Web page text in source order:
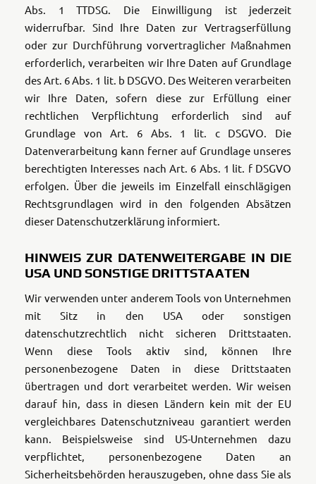
Abs. 1 TTDSG. Die Einwilligung ist jederzeit
widerrufbar. Sind Ihre Daten zur Vertragserfüllung
oder zur Durchführung vorvertraglicher Maßnahmen
erforderlich, verarbeiten wir Ihre Daten auf Grundlage
des Art. 6 Abs. 1 lit. b DSGVO. Des Weiteren verarbeiten
wir Ihre Daten, sofern diese zur Erfüllung einer
rechtlichen Verpflichtung erforderlich sind auf
Grundlage von Art. 6 Abs. 1 lit. c DSGVO. Die
Datenverarbeitung kann ferner auf Grundlage unseres
berechtigten Interesses nach Art. 6 Abs. 1 lit. f DSGVO
erfolgen. Über die jeweils im Einzelfall einschlägigen
Rechtsgrundlagen wird in den folgenden Absätzen
dieser Datenschutzerklärung informiert.
HINWEIS ZUR DATENWEITERGABE IN DIE
USA UND SONSTIGE DRITTSTAATEN
Wir verwenden unter anderem Tools von Unternehmen
mit Sitz in den USA oder sonstigen
datenschutzrechtlich nicht sicheren Drittstaaten.
Wenn diese Tools aktiv sind, können Ihre
personenbezogene Daten in diese Drittstaaten
übertragen und dort verarbeitet werden. Wir weisen
darauf hin, dass in diesen Ländern kein mit der EU
vergleichbares Datenschutzniveau garantiert werden
kann. Beispielsweise sind US-Unternehmen dazu
verpflichtet, personenbezogene Daten an
Sicherheitsbehörden herauszugeben, ohne dass Sie als